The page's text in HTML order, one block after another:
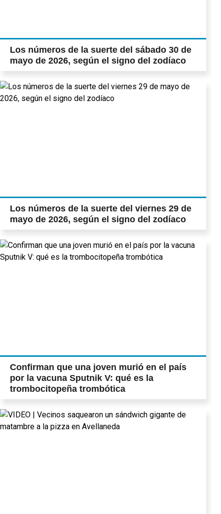
Los números de la suerte del sábado 30 de
mayo de 2026, según el signo del zodíaco
Los números de la suerte del viernes 29 de
mayo de 2026, según el signo del zodíaco
Confirman que una joven murió en el país
por la vacuna Sputnik V: qué es la
trombocitopeña trombótica